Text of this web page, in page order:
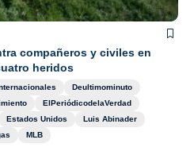
compañeros y civiles en
heridos
Deultimominuto
ElPeriódicodelaVerdad
Estados Unidos
Luis Abinader
MLB